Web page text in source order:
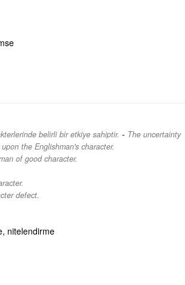
belirli bir etkiye sahiptir. - The uncertainty
the Englishman's character.
of good character.
defect.
nitelendirme